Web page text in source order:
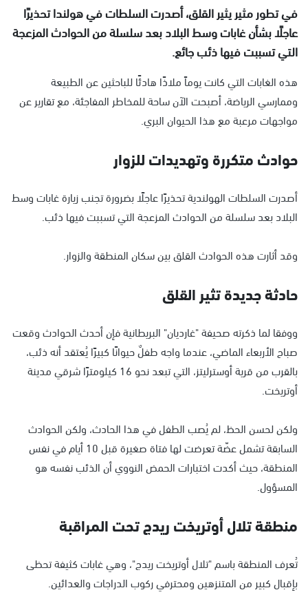
في تطور مثير يثير القلق، أصدرت السلطات في هولندا تحذيرًا
عاجلًا بشأن غابات وسط البلاد بعد سلسلة من الحوادث المزعجة
التي تسببت فيها ذئب جائع.
هذه الغابات التي كانت يوماً ملاذًا هادئًا للباحثين عن الطبيعة
وممارسي الرياضة، أصبحت الآن ساحة للمخاطر المفاجئة، مع تقارير عن
مواجهات مرعبة مع هذا الحيوان البري.
حوادث متكررة وتهديدات للزوار
أصدرت السلطات الهولندية تحذيرًا عاجلًا بضرورة تجنب زيارة غابات وسط
البلاد بعد سلسلة من الحوادث المزعجة التي تسببت فيها ذئب.
وقد أثارت هذه الحوادث القلق بين سكان المنطقة والزوار.
حادثة جديدة تثير القلق
ووفقا لما ذكرته صحيفة "غارديان" البريطانية فإن أحدث الحوادث وقعت
صباح الأربعاء الماضي، عندما واجه طفلٌ حيوانًا كبيرًا يُعتقد أنه ذئب،
بالقرب من قرية أوسترليتز، التي تبعد نحو 16 كيلومترًا شرقي مدينة
أوتريخت.
ولكن لحسن الحظ، لم يُصب الطفل في هذا الحادث، ولكن الحوادث
السابقة تشمل عضّة تعرضت لها فتاة صغيرة قبل 10 أيام في نفس
المنطقة، حيث أكدت اختبارات الحمض النووي أن الذئب نفسه هو
المسؤول.
منطقة تلال أوتريخت ريدج تحت المراقبة
تُعرف المنطقة باسم "تلال أوتريخت ريدج"، وهي غابات كثيفة تحظى
بإقبال كبير من المتنزهين ومحترفي ركوب الدراجات والعدائين.